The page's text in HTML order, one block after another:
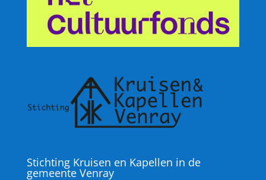
Stichting Kruisen en Kapellen in de
gemeente Venray